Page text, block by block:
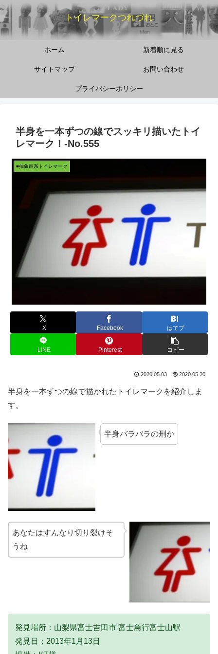
トイレマークつれづれ
ホーム 新着順に見る
サイトマップ お問い合わせ
プライバシーポリシー
半身を一本ずつの線でスッキリ描いたトイ
レマーク！‐No.555
■抽象画系トイレマーク
X Facebook はてブ
LINE Pinterest コピー
2020.05.03 2020.05.20
半身を一本ずつの線で描かれたトイレマークを紹介しま
す。
半身バラバラの刑か
あなたはすんなり切り裂けそ
うね
発見場所：山梨県富士吉田市 富士急行富士山駅
発見日：2013年1月13日